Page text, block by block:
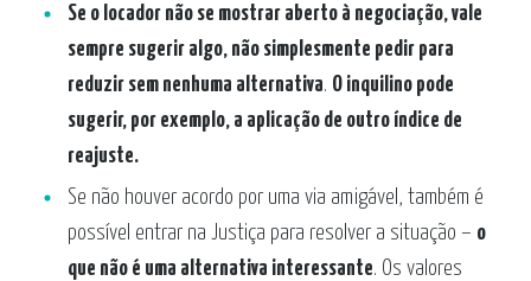
Se o locador não se mostrar aberto à negociação, vale
sempre sugerir algo, não simplesmente pedir para
reduzir sem nenhuma alternativa. O inquilino pode
sugerir, por exemplo, a aplicação de outro índice de
reajuste.
Se não houver acordo por uma via amigável, também é
possível entrar na Justiça para resolver a situação – o
que não é uma alternativa interessante. Os valores